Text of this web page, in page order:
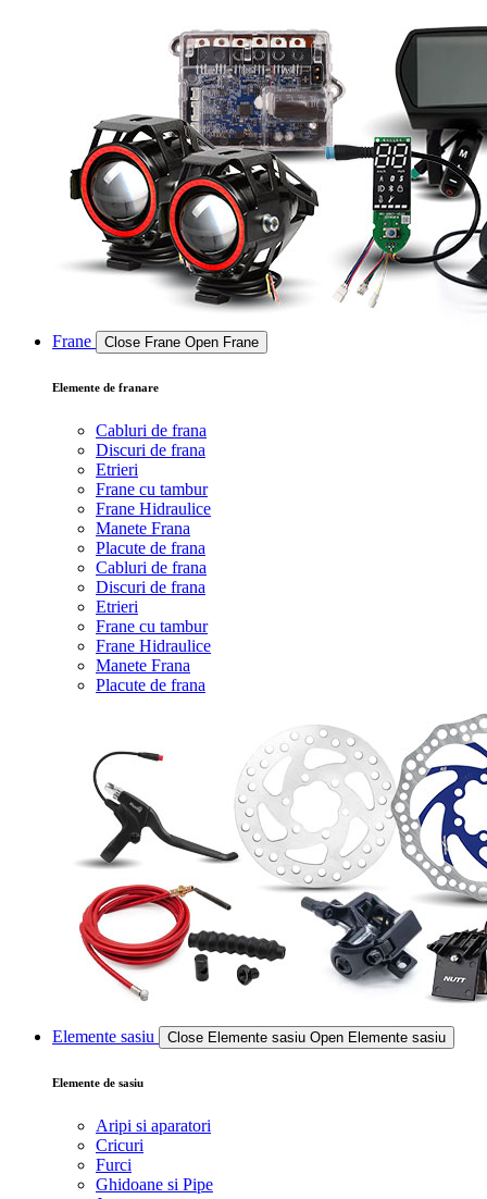
Frane Close Frane Open Frane
Elemente de franare
Cabluri de frana
Discuri de frana
Etrieri
Frane cu tambur
Frane Hidraulice
Manete Frana
Placute de frana
Cabluri de frana
Discuri de frana
Etrieri
Frane cu tambur
Frane Hidraulice
Manete Frana
Placute de frana
Elemente sasiu Close Elemente sasiu Open Elemente sasiu
Elemente de sasiu
Aripi si aparatori
Cricuri
Furci
Ghidoane si Pipe